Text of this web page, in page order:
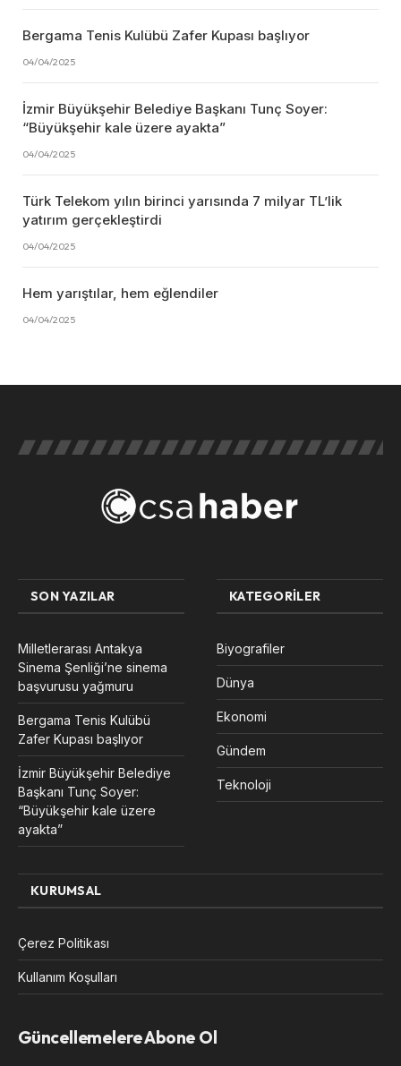
Bergama Tenis Kulübü Zafer Kupası başlıyor
04/04/2025
İzmir Büyükşehir Belediye Başkanı Tunç Soyer:
“Büyükşehir kale üzere ayakta”
04/04/2025
Türk Telekom yılın birinci yarısında 7 milyar TL’lik
yatırım gerçekleştirdi
04/04/2025
Hem yarıştılar, hem eğlendiler
04/04/2025
SON YAZILAR
Milletlerarası Antakya
Sinema Şenliği’ne sinema
başvurusu yağmuru
Bergama Tenis Kulübü
Zafer Kupası başlıyor
İzmir Büyükşehir Belediye
Başkanı Tunç Soyer:
“Büyükşehir kale üzere
ayakta”
KATEGORILER
Biyografiler
Dünya
Ekonomi
Gündem
Teknoloji
KURUMSAL
Çerez Politikası
Kullanım Koşulları
Güncellemelere Abone Ol